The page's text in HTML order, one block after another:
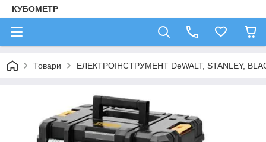
КУБОМЕТР
Товари ЕЛЕКТРОІНСТРУМЕНТ DeWALT, STANLEY,